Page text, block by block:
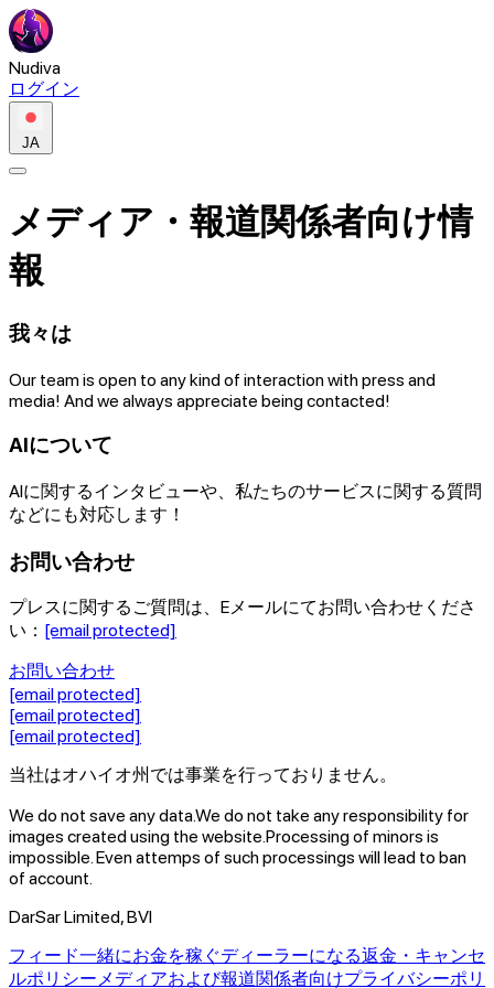
Nudiva
ログイン
JA
メディア・報道関係者向け情
報
我々は
Our team is open to any kind of interaction with press and
media! And we always appreciate being contacted!
AIについて
AIに関するインタビューや、私たちのサービスに関する質問
などにも対応します！
お問い合わせ
プレスに関するご質問は、Eメールにてお問い合わせくださ
い： [email protected]
お問い合わせ
[email protected]
[email protected]
[email protected]
当社はオハイオ州では事業を行っておりません。
We do not save any data.We do not take any responsibility for
images created using the website.Processing of minors is
impossible. Even attemps of such processings will lead to ban
of account.
DarSar Limited, BVI
フィード一緒にお金を稼ぐディーラーになる返金・キャンセ
ルポリシーメディアおよび報道関係者向けプライバシーポリ